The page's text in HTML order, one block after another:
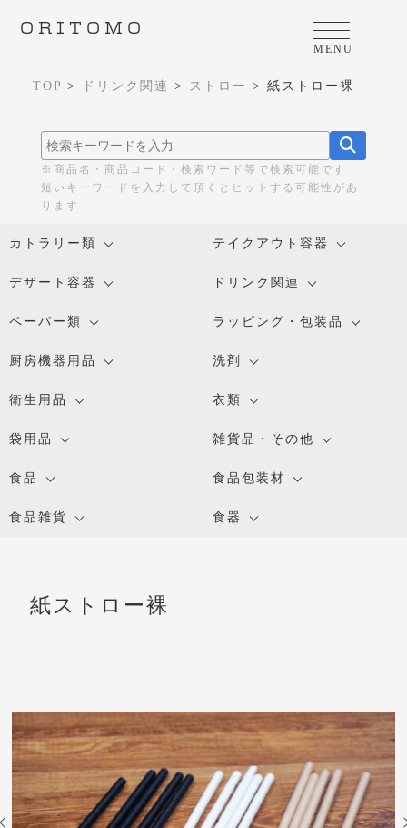
ORITOMO
MENU
TOP > ドリンク関連 > ストロー > 紙ストロー裸
紙ストロー裸
※商品名・商品コード・検索ワード等で検索可能です
短いキーワードを入力して頂くとヒットする可能性があ
ります
カトラリー類 テイクアウト容器
デザート容器 ドリンク関連
ペーパー類 ラッピング・包装品
厨房機器用品 洗剤
衛生用品 衣類
袋用品 雑貨品・その他
食品 食品包装材
食品雑貨 食器